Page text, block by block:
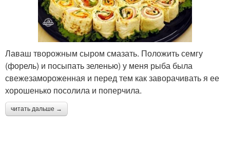
Лаваш творожным сыром смазать. Положить семгу
(форель) и посыпать зеленью) у меня рыба была
свежезамороженная и перед тем как заворачивать я ее
хорошенько посолила и поперчила.
читать дальше →